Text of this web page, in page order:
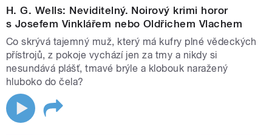
H. G. Wells: Neviditelný. Noirový krimi horor
s Josefem Vinklářem nebo Oldřichem Vlachem
Co skrývá tajemný muž, který má kufry plné vědeckých
přístrojů, z pokoje vychází jen za tmy a nikdy si
nesundává plášť, tmavé brýle a klobouk naražený
hluboko do čela?